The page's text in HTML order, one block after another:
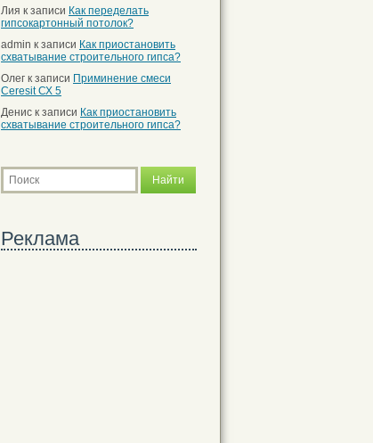
Лия к записи Как переделать
гипсокартонный потолок?
admin к записи Как приостановить
схватывание строительного гипса?
Олег к записи Приминение смеси
Ceresit СХ 5
Денис к записи Как приостановить
схватывание строительного гипса?
Реклама